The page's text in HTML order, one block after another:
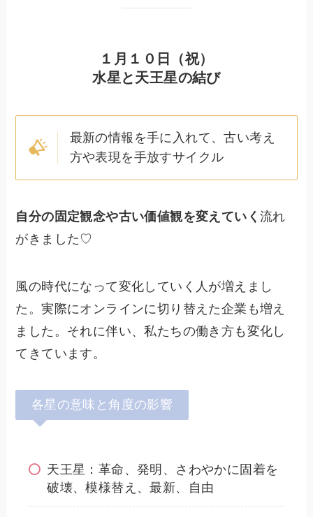
１月１０日（祝）
水星と天王星の結び
最新の情報を手に入れて、古い考え
方や表現を手放すサイクル
自分の固定観念や古い価値観を変えていく流れ
がきました♡
風の時代になって変化していく人が増えまし
た。実際にオンラインに切り替えた企業も増え
ました。それに伴い、私たちの働き方も変化し
てきています。
各星の意味と角度の影響
天王星：革命、発明、さわやかに固着を
破壊、模様替え、最新、自由